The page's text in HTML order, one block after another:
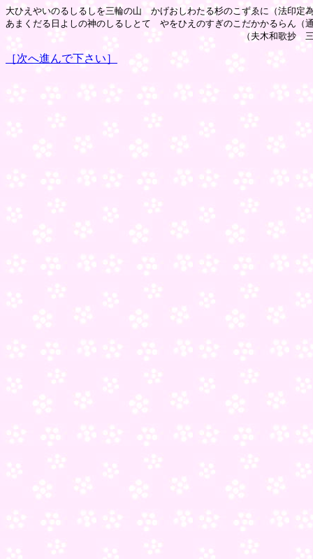
大ひえやいのるしるしを三輪の山　かげおしわたる杉のこずゑに（法印定
あまくだる日よしの神のしるしとて　やをひえのすぎのこだかかるらん（
［次へ進んで下さい］